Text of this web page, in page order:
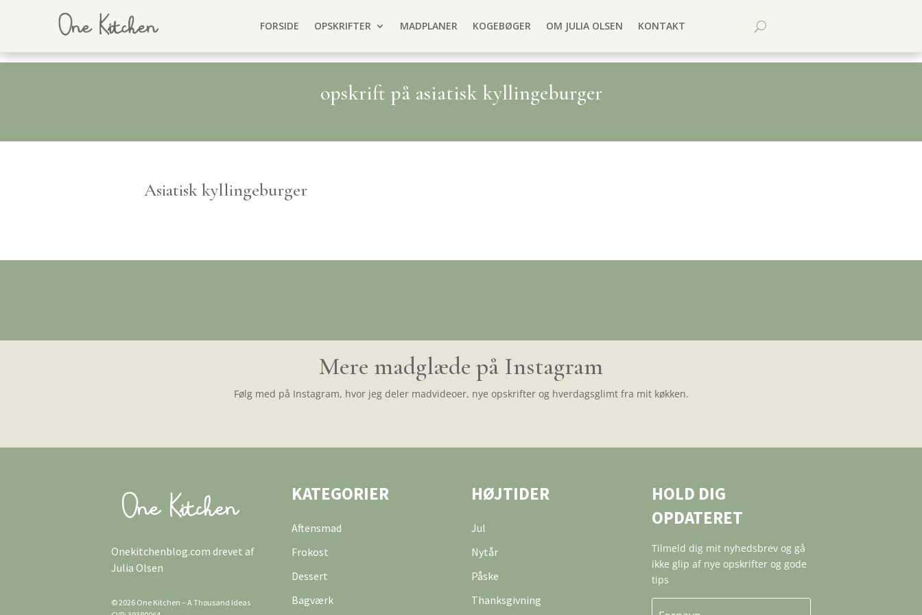
FORSIDE OPSKRIFTER MADPLANER KOGEBØGER OM JULIA OLSEN KONTAKT
opskrift på asiatisk kyllingeburger
Asiatisk kyllingeburger
Mere madglæde på Instagram
Følg med på Instagram, hvor jeg deler madvideoer, nye opskrifter og hverdagsglimt fra mit køkken.
Onekitchenblog.com drevet af
Julia Olsen
© 2026 One Kitchen – A Thousand Ideas
KATEGORIER
Aftensmad
Frokost
Dessert
Bagværk
HØJTIDER
Jul
Nytår
Påske
Thanksgivning
HOLD DIG
OPDATERET
Tilmeld dig mit nyhedsbrev og gå
ikke glip af nye opskrifter og gode
tips